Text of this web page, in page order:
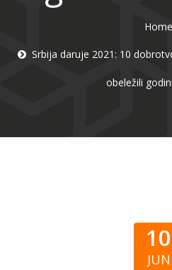
Home
Srbija daruje 2021: 10
obeležili
10
JUN